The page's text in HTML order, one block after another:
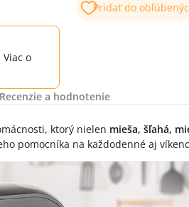
o
Pridať do
Recenzie a hodnotenie
ktorý nielen mieša, šľahá,
pomocníka na každodenné aj